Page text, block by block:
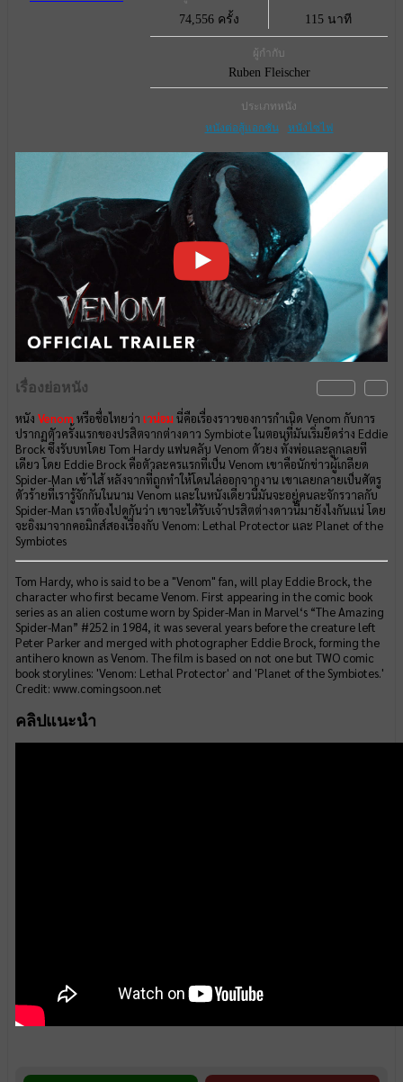
74,556 ครั้ง 115 นาที
ผู้กำกับ
Ruben Fleischer
ประเภทหนัง
หนังต่อสู้แอกชัน
หนังไซไฟ
เรื่องย่อหนัง
หนัง Venomหรือชื่อไทยว่า เวน่อม นี่คือเรื่องราวของการกำเนิด Venom กับการ
ปรากฏตัวครั้งแรกของปรสิตจากต่างดาว Symbiote ในตอนที่มันเริ่มยึดร่าง Eddie
Brock ซึ่งรับบทโดย Tom Hardy แฟนคลับ Venom ตัวยง ทั้งพ่อและลูกเลยที
เดียว โดย Eddie Brock คือตัวละครแรกที่เป็น Venom เขาคือนักข่าวผู้เกลียด
Spider-Man เข้าไส้ หลังจากที่ถูกทำให้โดนไล่ออกจากงาน เขาเลยกลายเป็นศัตรู
ตัวร้ายที่เรารู้จักกันในนาม Venom และในหนังเดี่ยวนี้มันจะอยู่คนละจักรวาลกับ
Spider-Man เราต้องไปดูกันว่า เขาจะได้รับเจ้าปรสิตต่างดาวนี้มายังไงกันแน่ โดย
จะอิงมาจากคอมิกส์สองเรื่องกับ Venom: Lethal Protector และ Planet of the
Symbiotes
Tom Hardy, who is said to be a "Venom" fan, will play Eddie Brock, the
character who first became Venom. First appearing in the comic book
series as an alien costume worn by Spider-Man in Marvel‘s “The Amazing
Spider-Man” #252 in 1984, it was several years before the creature left
Peter Parker and merged with photographer Eddie Brock, forming the
antihero known as Venom. The film is based on not one but TWO comic
book storylines: 'Venom: Lethal Protector' and 'Planet of the Symbiotes.'
Credit: www.comingsoon.net
คลิปแนะนำ